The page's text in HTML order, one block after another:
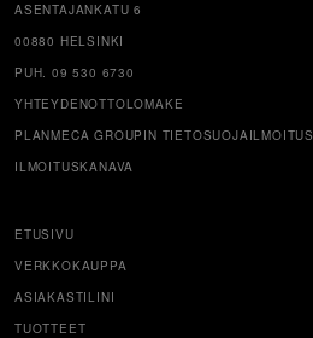
ASENTAJANKATU 6
00880 HELSINKI
PUH. 09 530 6730
YHTEYDENOTTOLOMAKE
PLANMECA GROUPIN TIETOSUOJAILMOITUS
ILMOITUSKANAVA
ETUSIVU
VERKKOKAUPPA
ASIAKASTILINI
TUOTTEET